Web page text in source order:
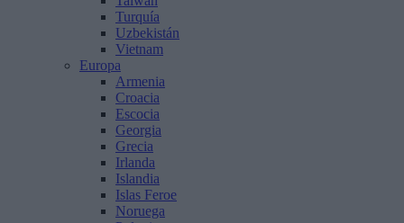
Turquía
Uzbekistán
Vietnam
Europa
Armenia
Croacia
Escocia
Georgia
Grecia
Irlanda
Islandia
Islas Feroe
Noruega